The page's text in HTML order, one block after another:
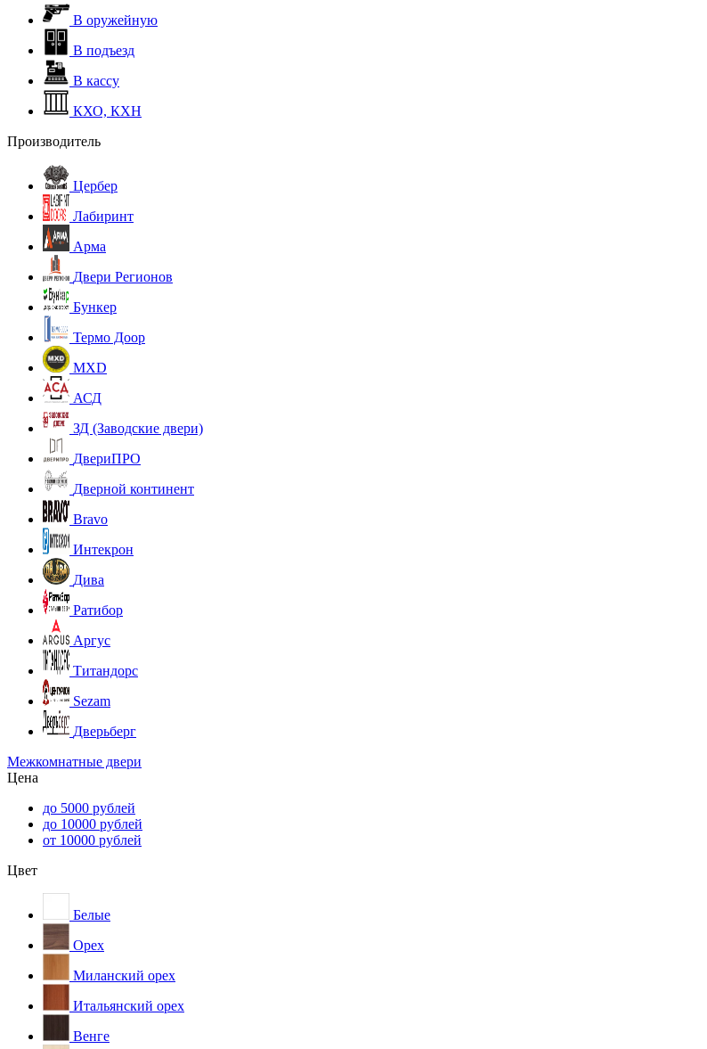
В оружейную
В подъезд
В кассу
КХО, КХН
Производитель
Цербер
Лабиринт
Арма
Двери Регионов
Бункер
Термо Доор
MXD
АСД
ЗД (Заводские двери)
ДвериПРО
Дверной континент
Bravo
Интекрон
Дива
Ратибор
Аргус
Титандорс
Sezam
Дверьберг
Межкомнатные двери
Цена
до 5000 рублей
до 10000 рублей
от 10000 рублей
Цвет
Белые
Орех
Миланский орех
Итальянский орех
Венге